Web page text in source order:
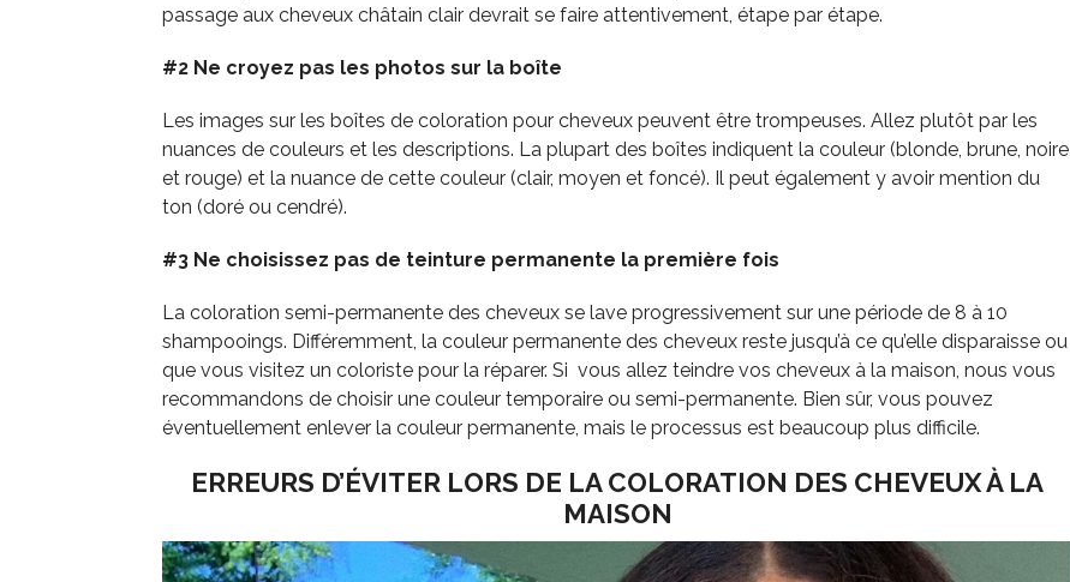
passage aux cheveux châtain clair devrait se faire attentivement, étape par étape.
#2 Ne croyez pas les photos sur la boîte
Les images sur les boîtes de coloration pour cheveux peuvent être trompeuses. Allez plutôt par les
nuances de couleurs et les descriptions. La plupart des boîtes indiquent la couleur (blonde, brune, noire
et rouge) et la nuance de cette couleur (clair, moyen et foncé). Il peut également y avoir mention du
ton (doré ou cendré).
#3 Ne choisissez pas de teinture permanente la première fois
La coloration semi-permanente des cheveux se lave progressivement sur une période de 8 à 10
shampooings. Différemment, la couleur permanente des cheveux reste jusqu’à ce qu’elle disparaisse ou
que vous visitez un coloriste pour la réparer. Si vous allez teindre vos cheveux à la maison, nous vous
recommandons de choisir une couleur temporaire ou semi-permanente. Bien sûr, vous pouvez
éventuellement enlever la couleur permanente, mais le processus est beaucoup plus difficile.
ERREURS D’ÉVITER LORS DE LA COLORATION DES CHEVEUX À LA
MAISON